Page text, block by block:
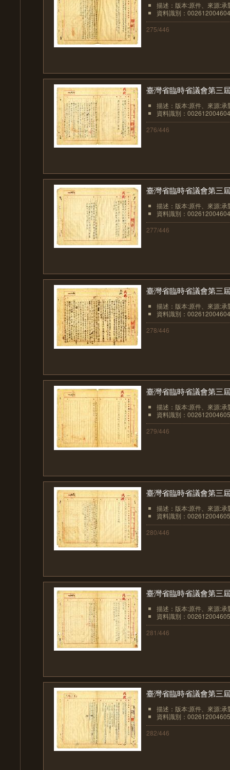
描述：版本:原件、來源:
資料識別：
275/446
臺灣省臨時省議會第三
描述：版本:原件、來源:承
資料識別：
276/446
臺灣省臨時省議會第三
描述：版本:原件、來源:承
資料識別：
277/446
臺灣省臨時省議會第三
描述：版本:原件、來源:承
資料識別：
278/446
臺灣省臨時省議會第三
描述：版本:原件、來源:承
資料識別：
279/446
臺灣省臨時省議會第三
描述：版本:原件、來源:承
資料識別：
280/446
臺灣省臨時省議會第三
描述：版本:原件、來源:承
資料識別：
281/446
臺灣省臨時省議會第三
描述：版本:原件、來源:承
資料識別：
282/446